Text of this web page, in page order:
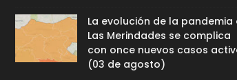
La evolución de la pandemia
Las Merindades se complica
con once nuevos casos
(03 de agosto)